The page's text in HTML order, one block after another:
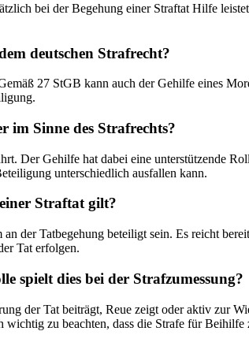
bei der Begehung einer Straftat Hilfe
deutschen Strafrecht?
27 StGB kann auch der Gehilfe eines
im Sinne des Strafrechts?
Der Gehilfe hat dabei eine unterstützende
unterschiedlich ausfallen kann.
Straftat gilt?
der Tatbegehung beteiligt sein. Es reicht
Tat erfolgen.
spielt dies bei der Strafzumessung?
der Tat beiträgt, Reue zeigt oder aktiv zur
zu beachten, dass die Strafe für